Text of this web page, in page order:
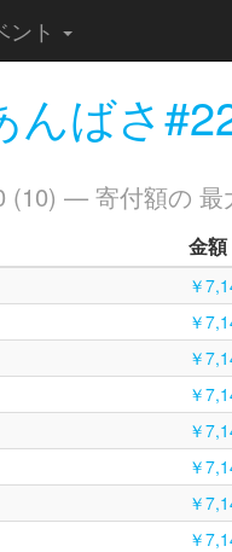
ント
んばさ
(10) — 寄付額の 最
金額
￥
￥
￥
￥
￥
￥
￥
￥